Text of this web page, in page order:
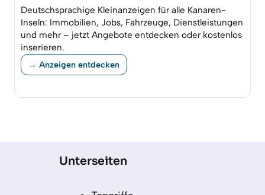
Deutschsprachige Kleinanzeigen für alle Kanaren-
Inseln: Immobilien, Jobs, Fahrzeuge, Dienstleistungen
und mehr – jetzt Angebote entdecken oder kostenlos
inserieren.
→ Anzeigen entdecken
Unterseiten